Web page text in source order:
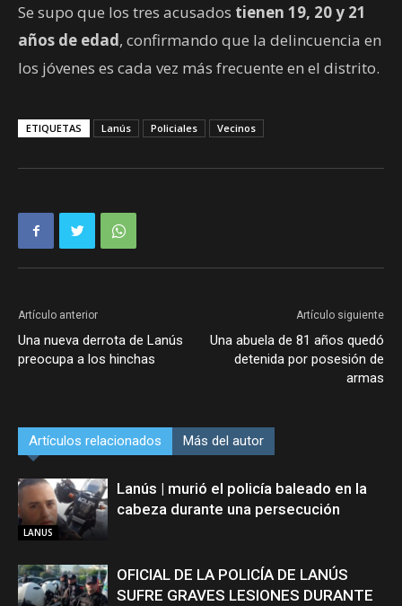
Se supo que los tres acusados tienen 19, 20 y 21
años de edad, confirmando que la delincuencia en
los jóvenes es cada vez más frecuente en el distrito.
ETIQUETAS Lanús Policiales Vecinos
Artículo anterior
Una nueva derrota de Lanús
preocupa a los hinchas
Artículo siguiente
Una abuela de 81 años quedó
detenida por posesión de
armas
Artículos relacionados Más del autor
LANUS
Lanús | murió el policía baleado en la
cabeza durante una persecución
OFICIAL DE LA POLICÍA DE LANÚS
SUFRE GRAVES LESIONES DURANTE